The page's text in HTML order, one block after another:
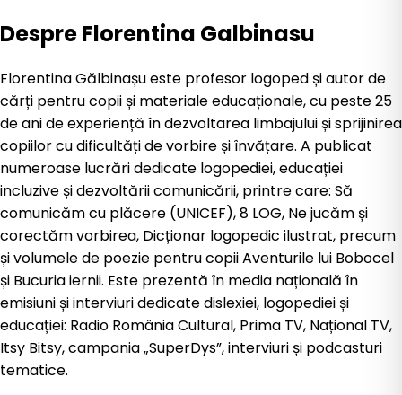
DespreFlorentina Galbinasu
Florentina Gălbinașu este profesor logoped și autor de
cărți pentru copii și materiale educaționale, cu peste 25
de ani de experiență în dezvoltarea limbajului și sprijinirea
copiilor cu dificultăți de vorbire și învățare. A publicat
numeroase lucrări dedicate logopediei, educației
incluzive și dezvoltării comunicării, printre care: Să
comunicăm cu plăcere (UNICEF), 8 LOG, Ne jucăm și
corectăm vorbirea, Dicționar logopedic ilustrat, precum
și volumele de poezie pentru copii Aventurile lui Bobocel
și Bucuria iernii. Este prezentă în media națională în
emisiuni și interviuri dedicate dislexiei, logopediei și
educației: Radio România Cultural, Prima TV, Național TV,
Itsy Bitsy, campania „SuperDys”, interviuri și podcasturi
tematice.